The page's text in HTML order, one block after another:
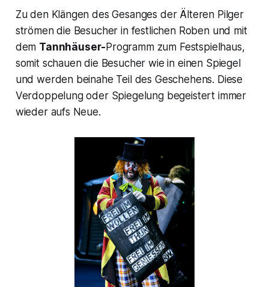
Zu den Klängen des Gesanges der Älteren Pilger
strömen die Besucher in festlichen Roben und mit
dem Tannhäuser-Programm zum Festspielhaus,
somit schauen die Besucher wie in einen Spiegel
und werden beinahe Teil des Geschehens. Diese
Verdoppelung oder Spiegelung begeistert immer
wieder aufs Neue.